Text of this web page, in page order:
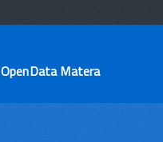
OpenData Matera